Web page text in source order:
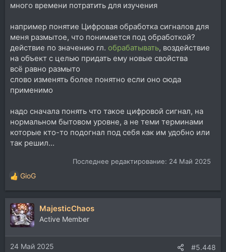
много времени потратить для изучения
например понятие Цифровая обработка сигналов для
меня размытое, что понимается под обработкой?
действие по значению гл. обрабатывать, воздействие
на объект с целью придать ему новые свойства
всё равно размыто
слово изменять более понятно если оно сюда
применимо
надо сначала понять что такое цифровой сигнал, на
нормальном бытовом уровне, а не теми терминами
которые кто-то подогнал под себя как им удобно или
так решил...
Последнее редактирование: 24 Май 2025
Р
е
а
к
ц
и
и
:
GioG
MajesticChaos
Active Member
24 Май 2025 #5.448